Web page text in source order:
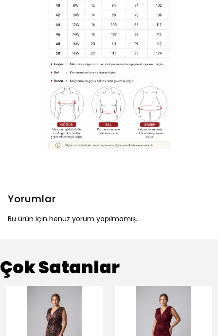
Yorumlar
Bu ürün için henüz yorum yapılmamış.
Çok Satanlar